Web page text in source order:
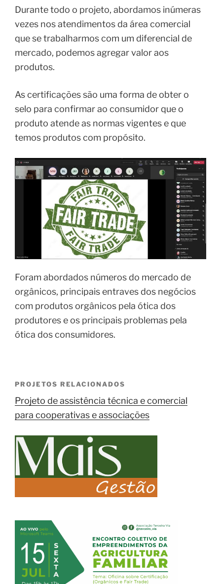
vezes nos atendimentos da área comercial
que se trabalharmos com um diferencial de
mercado, podemos agregar valor aos
produtos.
selo para confirmar ao consumidor que o
produto atende as normas vigentes e que
temos produtos com propósito.
orgânicos, principais entraves dos negócios
com produtos orgânicos pela ótica dos
produtores e os principais problemas pela
ótica dos consumidores.
para cooperativas e associações